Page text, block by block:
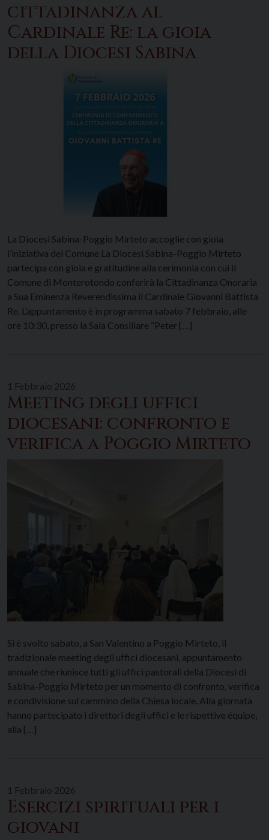
cittadinanza al
Cardinale Re: la gioia
della Diocesi Sabina
La Diocesi Sabina-Poggio Mirteto accoglie con gioia
l’iniziativa del Comune La Diocesi Sabina-Poggio Mirteto
partecipa con gioia e gratitudine alla cerimonia con cui il
Comune di Monterotondo conferirà la Cittadinanza Onoraria
a Sua Eminenza Reverendissima il Cardinale Giovanni Battista
Re. L’appuntamento è in programma sabato 7 febbraio, alle
ore 10:30, presso la Sala Consiliare “Peter […]
1 Febbraio 2026
Meeting degli uffici
diocesani: confronto e
verifica a Poggio Mirteto
Si è svolto sabato, a San Valentino a Poggio Mirteto, il
tradizionale meeting degli uffici diocesani, appuntamento
annuale che riunisce tutti gli uffici pastorali della Diocesi di
Sabina-Poggio Mirteto per un momento di confronto, verifica
e condivisione sul cammino della Chiesa locale. Alla giornata
hanno partecipato i direttori degli uffici e le rispettive équipe,
alla […]
1 Febbraio 2026
Esercizi spirituali per i
giovani